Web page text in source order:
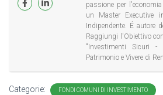
passione per
un Master Executive
Indipendente. É autore
Raggiungi l'Obiettivo
"Investimenti Sicuri -
Patrimonio e Vivere di
Categorie: FONDI COMUNI DI INVESTIMENTO